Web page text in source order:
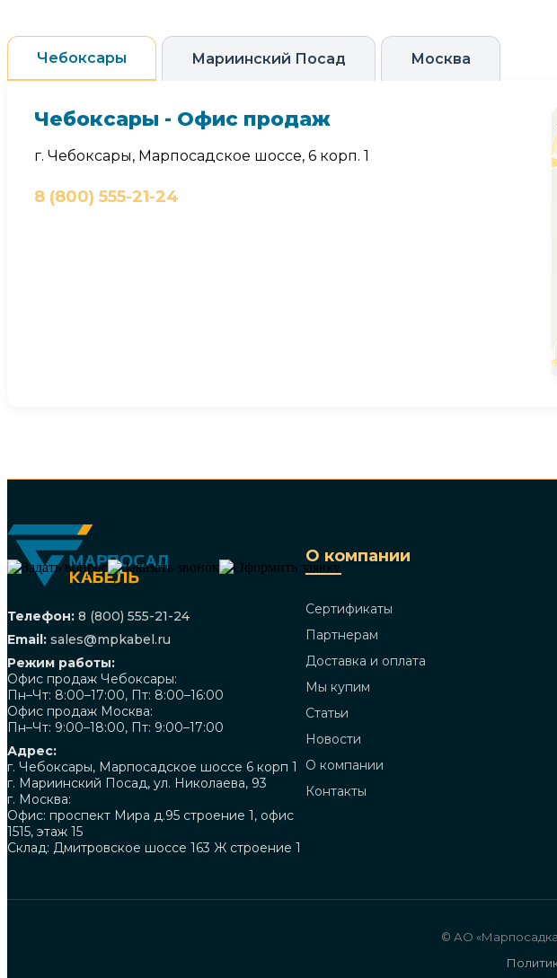
Чебоксары Мариинский Посад Москва
Чебоксары - Офис продаж
г. Чебоксары, Марпосадское шоссе, 6 корп. 1
8 (800) 555-21-24
Телефон: 8 (800) 555-21-24
Email: sales@mpkabel.ru
Режим работы:
Офис продаж Чебоксары:
Пн–Чт: 8:00–17:00, Пт: 8:00–16:00
Офис продаж Москва:
Пн–Чт: 9:00–18:00, Пт: 9:00–17:00
Адрес:
г. Чебоксары, Марпосадское шоссе 6 корп 1
г. Мариинский Посад, ул. Николаева, 93
г. Москва:
Офис: проспект Мира д.95 строение 1, офис
1515, этаж 15
Склад: Дмитровское шоссе 163 Ж строение 1
О компании
Сертификаты
Партнерам
Доставка и оплата
Мы купим
Статьи
Новости
О компании
Контакты
© АО